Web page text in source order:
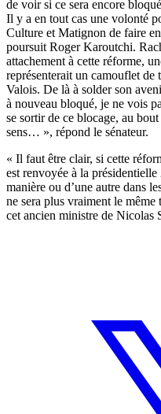
de voir si ce sera encore
Il y a en tout cas une volonté
Culture et Matignon de faire
poursuit Roger Karoutchi.
attachement à cette réforme,
représenterait un camouflet
Valois. De là à solder son
à nouveau bloqué, je ne vois
se sortir de ce blocage, au
sens… », répond le sénateur.
« Il faut être clair, si cette
est renvoyée à la présidentielle
manière ou d’une autre dans
ne sera plus vraiment le
cet ancien ministre de Nicolas